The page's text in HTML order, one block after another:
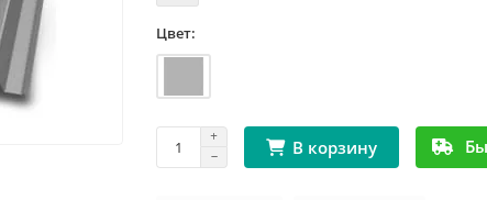
Цвет:
В корзину